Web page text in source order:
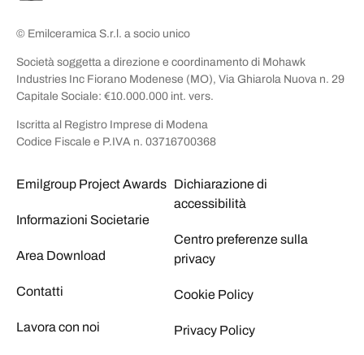
© Emilceramica S.r.l. a socio unico
Società soggetta a direzione e coordinamento di Mohawk
Industries Inc Fiorano Modenese (MO), Via Ghiarola Nuova n. 29
Capitale Sociale: €10.000.000 int. vers.
Iscritta al Registro Imprese di Modena
Codice Fiscale e P.IVA n. 03716700368
Emilgroup Project Awards
Informazioni Societarie
Area Download
Contatti
Lavora con noi
Dichiarazione di
accessibilità
Centro preferenze sulla
privacy
Cookie Policy
Privacy Policy